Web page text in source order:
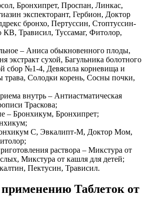
Бронхипрет, Проспан, Линкас,
экспекторант, Гербион, Доктор
бронхо, Пертуссин, Стоптуссин-
Трависил, Туссамаг, Фитолор,
– Аниса обыкновенного плоды,
экстракт сухой, Багульника болотного
сбор №1-4, Девясила корневища и
Солодки корень, Сосны почки,
внутрь – Антиастматическая
Траскова;
– Бронхикум, Бронхипрет;
С, Эвкалипт-М, Доктор Мом,
раствора – Микстура от
Микстура от кашля для детей;
Пектусин, Трависил.
Таблеток от